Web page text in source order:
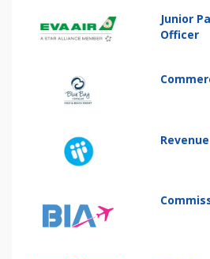
Junior
Officer